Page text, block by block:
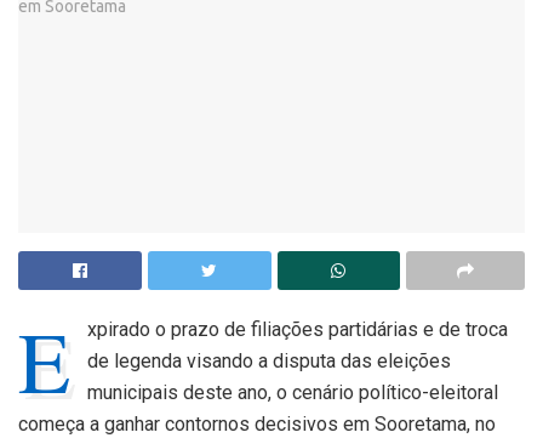
E
xpirado o prazo de filiações partidárias e de troca
de legenda visando a disputa das eleições
municipais deste ano, o cenário político-eleitoral
começa a ganhar contornos decisivos em Sooretama, no